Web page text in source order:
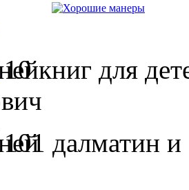
Хорошие манеры
10 книг для
101 далматин